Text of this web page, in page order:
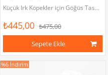
Küçük Irk Köpekler için Göğüs Tasması (Göğüs çevresi 32 - 51 cm)
₺445,00 ₺475,00
Sepete Ekle
%6 İndirim